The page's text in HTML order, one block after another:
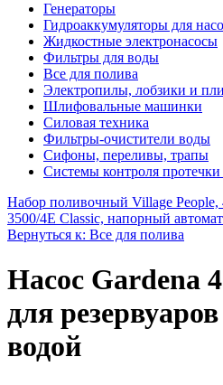
Генераторы
Гидроаккумуляторы для
Жидкостные электронасосы
Фильтры для воды
Все для полива
Электропилы, лобзики и
Шлифовальные машинки
Силовая техника
Фильтры-очистители воды
Сифоны, переливы, трапы
Системы контроля
Набор поливочный Village People,
3500/4E Classic, напорный
Вернуться к: Все для полива
Насос Gardena
для
водой